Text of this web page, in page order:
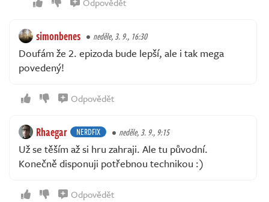
simonbenes neděle, 3. 9., 16:30
Doufám že 2. epizoda bude lepší, ale i tak mega
povedený!
Odpovědět
Rhaegar NERDFIX neděle, 3. 9., 9:15
Už se těším až si hru zahraji. Ale tu původní.
Konečně disponuji potřebnou technikou :)
Odpovědět